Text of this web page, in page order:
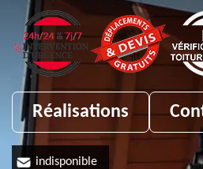
Réalisations
indisponible